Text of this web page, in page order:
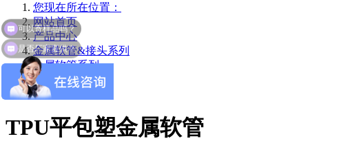
您现在所在位置：
网站首页
产品中心
金属软管&接头系列
金属软管系列
×
TPU平包塑金属软管
是否厂家直供？